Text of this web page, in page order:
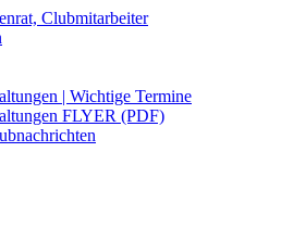
Clubmitarbeiter
| Wichtige Termine
FLYER (PDF)